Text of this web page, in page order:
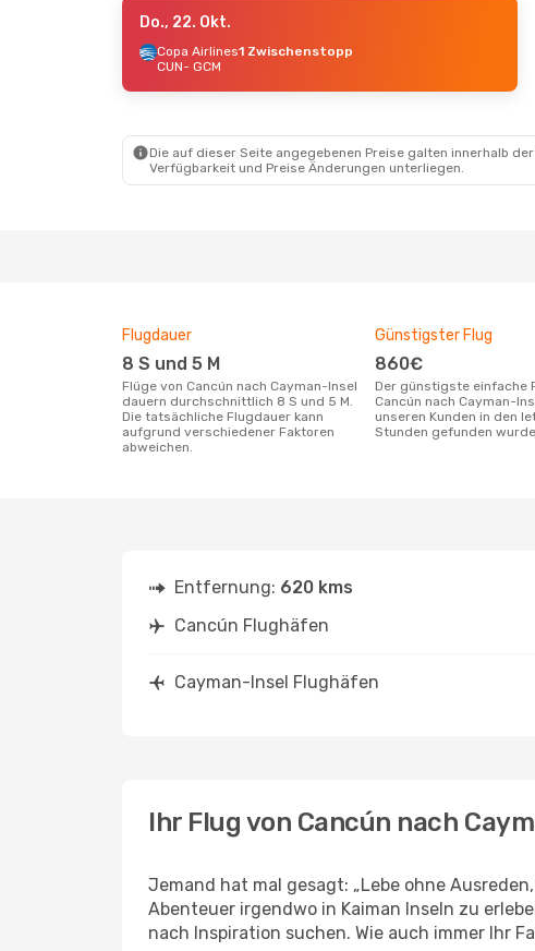
- So., 11. Okt.
2 Zwischenstopps
Do., 22. Okt.
Copa Airlines1 Zwischenstopp
CUN- GCM
Die auf dieser Seite angegebenen Preise galten innerhalb
Verfügbarkeit und Preise Änderungen unterliegen.
Flugdauer
8 S und 5 M
Flüge von Cancún nach Cayman-Insel
dauern durchschnittlich 8 S und 5 M.
Die tatsächliche Flugdauer kann
aufgrund verschiedener Faktoren
abweichen.
Günstigster Flug
860€
Der günstigste einfache Flug von
Cancún nach Cayman-
unseren Kunden in den
Stunden gefunden wurde
Entfernung: 620 kms
Cancún Flughäfen
Cayman-Insel Flughäfen
Ihr Flug von Cancún nach
Jemand hat mal gesagt: „Lebe ohne
Abenteuer irgendwo in Kaiman Inseln zu
nach Inspiration suchen. Wie auch immer Ihr